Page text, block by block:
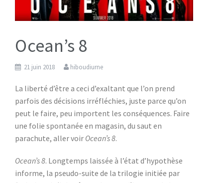
Ocean’s 8
21 juin 2018 hiboudiurne
La liberté d’être a ceci d’exaltant que l’on prend
parfois des décisions irréfléchies, juste parce qu’on
peut le faire, peu importent les conséquences. Faire
une folie spontanée en magasin, du saut en
parachute, aller voir Ocean’s 8.
Ocean’s 8. Longtemps laissée à l’état d’hypothèse
informe, la pseudo-suite de la trilogie initiée par